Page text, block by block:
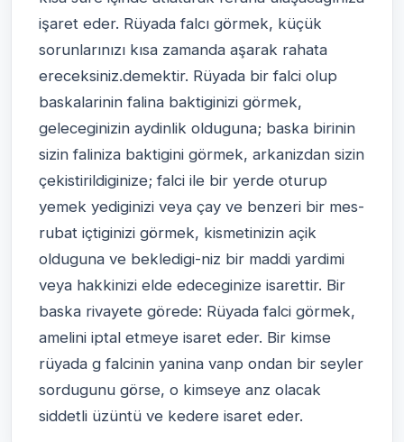
işaret eder. Rüyada falcı görmek, küçük
sorunlarınızı kısa zamanda aşarak rahata
ereceksiniz.demektir. Rüyada bir falci olup
baskalarinin falina baktiginizi görmek,
geleceginizin aydinlik olduguna; baska birinin
sizin faliniza baktigini görmek, arkanizdan sizin
çekistirildiginize; falci ile bir yerde oturup
yemek yediginizi veya çay ve benzeri bir mes-
rubat içtiginizi görmek, kismetinizin açik
olduguna ve bekledigi-niz bir maddi yardimi
veya hakkinizi elde edeceginize isarettir. Bir
baska rivayete görede: Rüyada falci görmek,
amelini iptal etmeye isaret eder. Bir kimse
rüyada g falcinin yanina vanp ondan bir seyler
sordugunu görse, o kimseye anz olacak
siddetli üzüntü ve kedere isaret eder.